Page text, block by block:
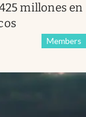
millones en
Members